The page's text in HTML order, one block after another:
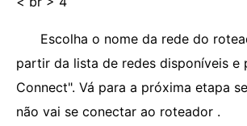
Escolha o nome da rede do
partir da lista de redes disponíveis e
Connect". Vá para a próxima etapa
não vai se conectar ao roteador .